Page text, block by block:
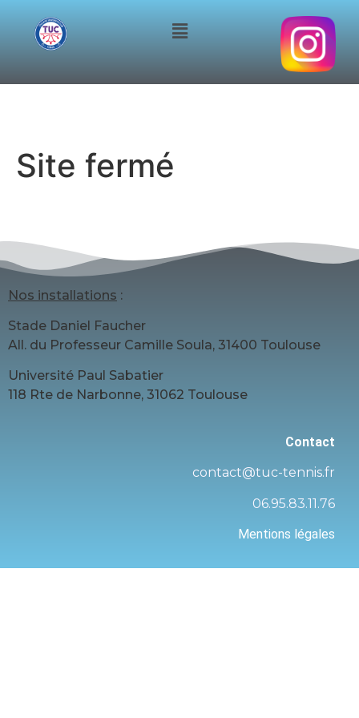
Site fermé
Nos installations :
Stade Daniel Faucher
All. du Professeur Camille Soula, 31400 Toulouse
Université Paul Sabatier
118 Rte de Narbonne, 31062 Toulouse
Contact
contact@tuc-tennis.fr
06.95.83.11.76
Mentions légales